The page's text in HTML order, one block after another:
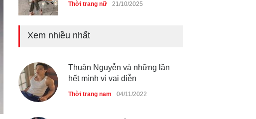
Thời trang nữ 21/10/2025
Chiếc áo dài cưới của Hoa
Thời trang nữ 21/10/2025
Xem nhiều nhất
Thuận Nguyễn và những lần
hết mình vì vai diễn
Thời trang nam 04/11/2022